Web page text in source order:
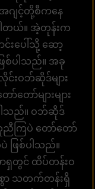
ဂျင့်တို့စီကနေ
ါတယ်။ အဲ့တုန်းက
းပေါ်သို့ ဆော့
စ်ပါသည်။ အခု
းဝဘ်ဆိုဒ်များ
တော်များများ
ါသည်။ ဝဘ်ဆိုဒ်
ညီကြပဲ တော်တော်
ဖြစ်ပါသည်။
တွင် ထိပ်တန်းဝ
စွာ သတက်တန်းရှိ